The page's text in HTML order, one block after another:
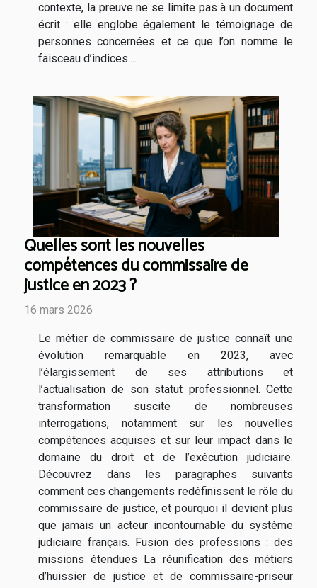
contexte, la preuve ne se limite pas à un document
écrit : elle englobe également le témoignage de
personnes concernées et ce que l’on nomme le
faisceau d’indices....
Quelles sont les nouvelles
compétences du commissaire de
justice en 2023 ?
16 mars 2026
Le métier de commissaire de justice connaît une
évolution remarquable en 2023, avec
l’élargissement de ses attributions et
l’actualisation de son statut professionnel. Cette
transformation suscite de nombreuses
interrogations, notamment sur les nouvelles
compétences acquises et sur leur impact dans le
domaine du droit et de l’exécution judiciaire.
Découvrez dans les paragraphes suivants
comment ces changements redéfinissent le rôle du
commissaire de justice, et pourquoi il devient plus
que jamais un acteur incontournable du système
judiciaire français. Fusion des professions : des
missions étendues La réunification des métiers
d’huissier de justice et de commissaire-priseur